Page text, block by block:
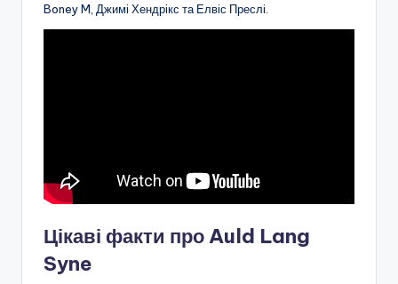
Boney M, Джимі Хендрікс та Елвіс Преслі.
Цікаві факти про Auld Lang
Syne